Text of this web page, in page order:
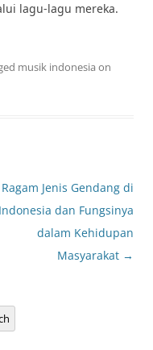
lagu-lagu mereka.
musik indonesia on
Ragam Jenis Gendang di
Indonesia dan Fungsinya
dalam Kehidupan
Masyarakat →